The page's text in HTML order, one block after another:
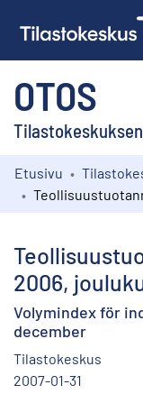
OTOS
Kokoelmat
Etusivu
2006,
Volymindex för
december
Tilastokeskus
2007-01-31